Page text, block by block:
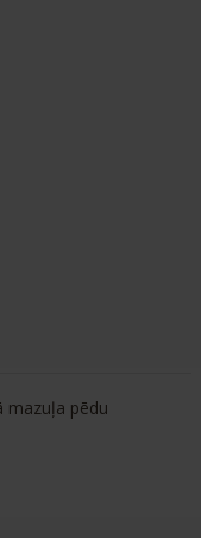
mazuļa pēdu